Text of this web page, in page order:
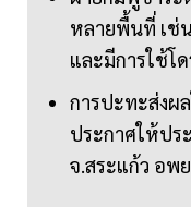
หลายพื้นที่ เช่
และมีการใช้โ
การปะทะส่งผ
ประกาศให้ปร
จ.สระแก้ว อ